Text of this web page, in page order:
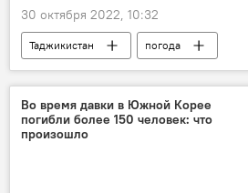
30 октября 2022, 10:32
Таджикистан
погода
Новости Душанбе
Новости Куляба и Хатлонской области
Новости Худжанда и Согдийской области
Во время давки в Южной Корее
погибли более 150 человек: что
произошло